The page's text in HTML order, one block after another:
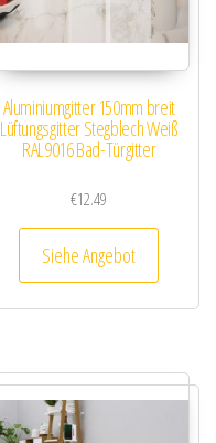
Aluminiumgitter 150mm breit
Lüftungsgitter Stegblech Weiß
RAL9016 Bad-Türgitter
€12.49
Siehe Angebot